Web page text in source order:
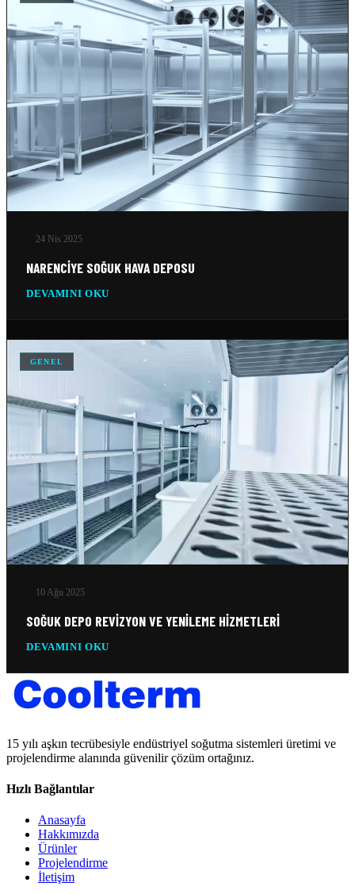
VERI MERKEZI SOĞUTMA SISTEMLERI
10 Şub 2026
SILO SOĞUTMA SOĞUTMA SISTEMLERI
10 Şub 2026
BUZ FABRIKASI SOĞUTMA SISTEMLERI
24 Nis 2025
NARENCIYE SOĞUK HAVA DEPOSU
DEVAMINI OKU
GENEL
10 Ağu 2025
SOĞUK DEPO REVIZYON VE YENILEME HIZMETLERI
DEVAMINI OKU
15 yılı aşkın tecrübesiyle endüstriyel soğutma sistemleri üretimi ve
projelendirme alanında güvenilir çözüm ortağınız.
Hızlı Bağlantılar
Anasayfa
Hakkımızda
Ürünler
Projelendirme
İletişim